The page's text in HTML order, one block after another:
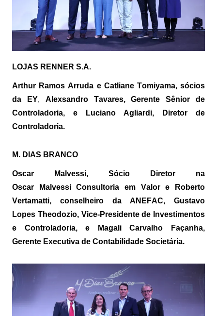
LOJAS RENNER S.A.
Arthur Ramos Arruda e Catliane Tomiyama, sócios
da EY, Alexsandro Tavares, Gerente Sênior de
Controladoria, e Luciano Agliardi, Diretor de
Controladoria.
M. DIAS BRANCO
Oscar Malvessi, Sócio Diretor na
Oscar
MalvessiConsultoria em Valor e Roberto
Vertamatti, conselheiro da ANEFAC,
Gustavo
Lopes Theodozio, Vice-Presidente de Investimentos
e Controladoria, e Magali Carvalho Façanha,
Gerente Executiva de Contabilidade Societária.